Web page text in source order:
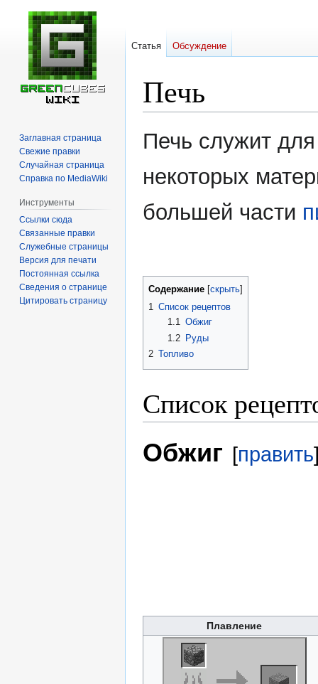
Печь
Перейти
к
Перейти
кПечь служит
некоторых
большей части
Содержание
1 Список рецептов
1.1 Обжиг
1.2
Руды
2 Топливо
Список
Обжиг [править
Плавление
Статья Обсуждение
Заглавная страница
Свежие правки
Случайная страница
Справка по MediaWiki
Инструменты
Ссылки сюда
Связанные правки
Служебные страницы
Версия для печати
Постоянная ссылка
Сведения о странице
Цитировать страницу